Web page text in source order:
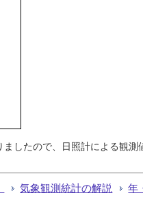
したので、日照計による観測
気象観測統計の解説 年